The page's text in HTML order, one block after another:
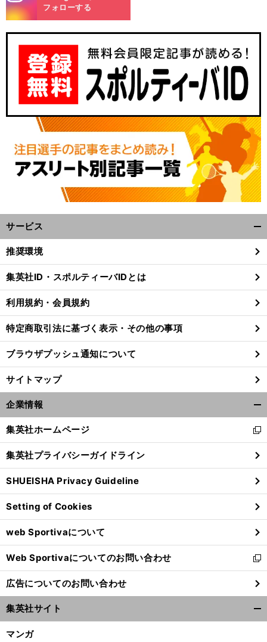
m
フォローする
サービス
閉
る
推奨環境
集英社ID・スポルティーバIDとは
利用規約・会員規約
特定商取引法に基づく表示・その他の事項
ブラウザプッシュ通知について
サイトマップ
企業情報
閉
る
集英社ホームページ
新
し
い
ウ
ィ
ン
ド
ウ
で
開
く
集英社プライバシーガイドライン
SHUEISHA Privacy Guideline
Setting of Cookies
web Sportivaについて
Web Sportivaについてのお問い合わせ
新
し
い
ウ
ィ
ン
広告についてのお問い合わせ
集英社サイト
マンガ